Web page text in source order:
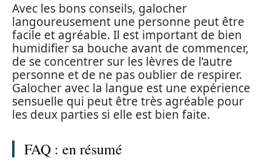
Avec les bons conseils, galocher
langoureusement une personne peut être
facile et agréable. Il est important de bien
humidifier sa bouche avant de commencer,
de se concentrer sur les lèvres de l’autre
personne et de ne pas oublier de respirer.
Galocher avec la langue est une expérience
sensuelle qui peut être très agréable pour
les deux parties si elle est bien faite.
FAQ : en résumé